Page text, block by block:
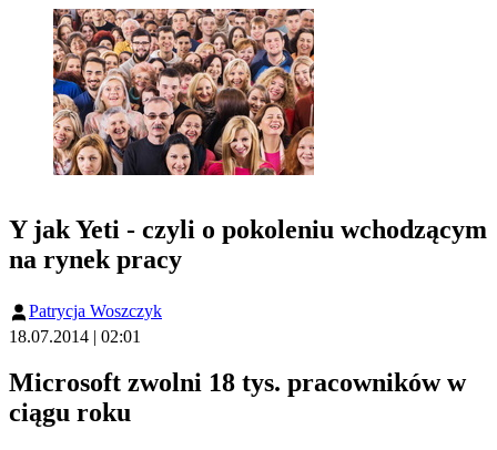
Y jak Yeti - czyli o pokoleniu wchodzącym
na rynek pracy
Patrycja Woszczyk
18.07.2014 | 02:01
Microsoft zwolni 18 tys. pracowników w
ciągu roku